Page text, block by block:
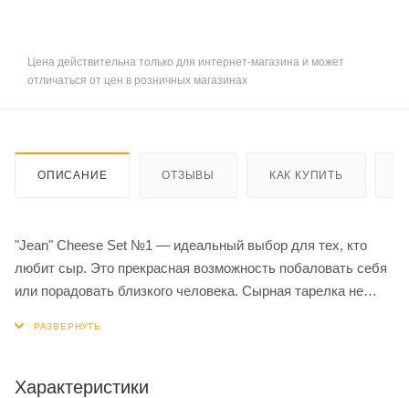
Цена действительна только для интернет-магазина и может
отличаться от цен в розничных магазинах
ОПИСАНИЕ ОТЗЫВЫ КАК КУПИТЬ
"Jean" Cheese Set №1 — идеальный выбор для тех, кто
любит сыр. Это прекрасная возможность побаловать себя
или порадовать близкого человека. Сырная тарелка не
Характеристики